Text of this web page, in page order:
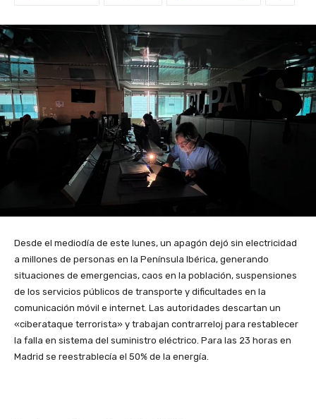
Desde el mediodía de este lunes, un apagón dejó sin electricidad
a millones de personas en la Península Ibérica, generando
situaciones de emergencias, caos en la población, suspensiones
de los servicios públicos de transporte y dificultades en la
comunicación móvil e internet. Las autoridades descartan un
«ciberataque terrorista» y trabajan contrarreloj para restablecer
la falla en sistema del suministro eléctrico. Para las 23 horas en
Madrid se reestrablecía el 50% de la energía.